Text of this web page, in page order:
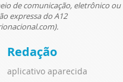
de comunicação, eletrônico ou
expressa do A12
Redação
aplicativo aparecida